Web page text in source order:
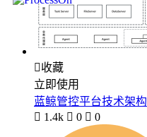
收藏
立即使用
蓝鲸管控平台技术架构
 1.4k  0  0